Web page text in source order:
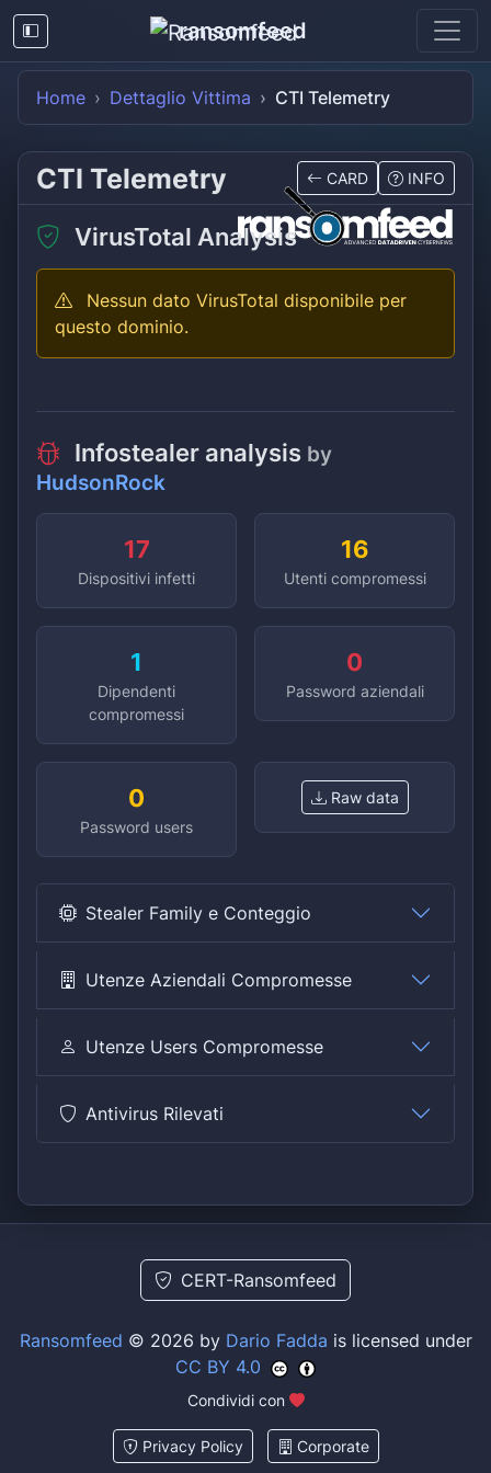
ransomfeed
Home Dettaglio Vittima CTI Telemetry
CTI Telemetry CARD INFO
VirusTotal Analysis
Nessun dato VirusTotal disponibile per
questo dominio.
Infostealer analysis by
HudsonRock
17
Dispositivi infetti
16
Utenti compromessi
1
Dipendenti
compromessi
0
Password aziendali
0
Password users
Raw data
Stealer Family e Conteggio
Utenze Aziendali Compromesse
Utenze Users Compromesse
Antivirus Rilevati
CERT-Ransomfeed
Ransomfeed © 2026 by Dario Fadda is licensed under
CC BY 4.0
Condividi con
Privacy Policy Corporate